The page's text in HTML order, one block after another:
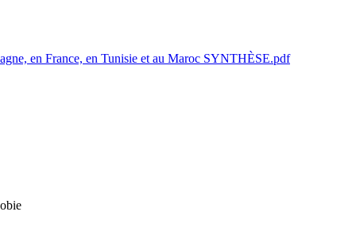
en France, en Tunisie et au Maroc SYNTHÈSE.pdf